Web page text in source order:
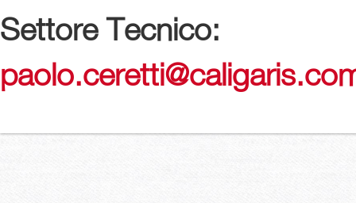
Settore Tecnico:
paolo.ceretti@